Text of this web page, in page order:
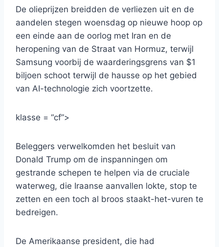
De olieprijzen breidden de verliezen uit en de
aandelen stegen woensdag op nieuwe hoop op
een einde aan de oorlog met Iran en de
heropening van de Straat van Hormuz, terwijl
Samsung voorbij de waarderingsgrens van $1
biljoen schoot terwijl de hausse op het gebied
van AI-technologie zich voortzette.
klasse = “cf”>
Beleggers verwelkomden het besluit van
Donald Trump om de inspanningen om
gestrande schepen te helpen via de cruciale
waterweg, die Iraanse aanvallen lokte, stop te
zetten en een toch al broos staakt-het-vuren te
bedreigen.
De Amerikaanse president, die had